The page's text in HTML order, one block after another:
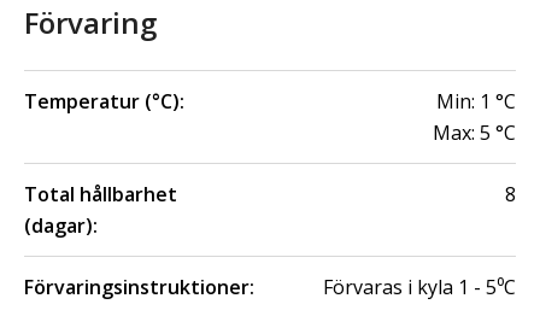
Förvaring
Temperatur (°C): Min: 1 °C
Max: 5 °C
Total hållbarhet
(dagar):
8
Förvaringsinstruktioner: Förvaras i kyla 1 - 5⁰C